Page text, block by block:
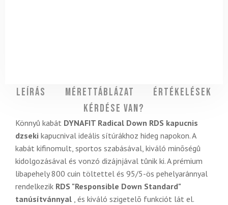
Leírás Mérettáblázat
Értékelések
Kérdése van?
Könnyû kabát DYNAFIT Radical Down RDS kapucnis
dzseki kapucnival ideális sítúrákhoz hideg napokon. A
kabát kifinomult, sportos szabásával, kiváló minõségû
kidolgozásával és vonzó dizájnjával tûnik ki. A prémium
libapehely 800 cuin töltettel és 95/5-ös pehelyaránnyal
rendelkezik RDS "Responsible Down Standard"
tanúsítvánnyal , és kiváló szigetelõ funkciót lát el.